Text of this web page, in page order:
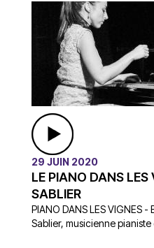
29 JUIN 2020
LE PIANO DANS LES
SABLIER
PIANO DANS LES VIGNES -
Sablier, musicienne